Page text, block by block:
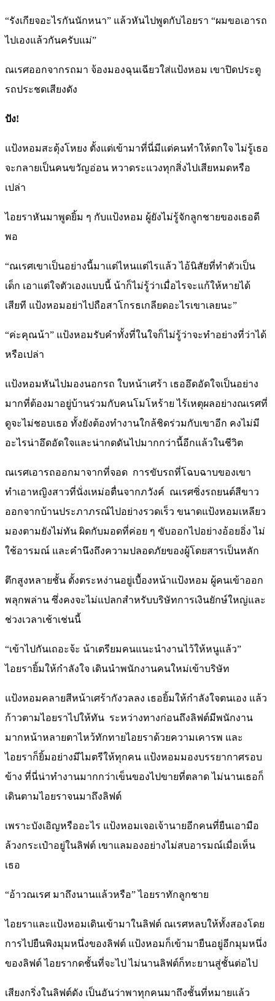
“รังเกียจอะไรกันนักหนา” แล้วหันไปพูดกับไอยรา “ผมขอเอารถ
ไปเองแล้วกันครับแม่”
ณเรศออกจากรถมา จ้องมองฉุนเฉียวใส่แป้งหอม เขาปิดประตู
รถประชดเสียงดัง
ปัง!
แป้งหอมสะดุ้งโหยง ตั้งแต่เข้ามาที่นี่มีแต่คนทำให้ตกใจ ไม่รู้เธอ
จะกลายเป็นคนขวัญอ่อน หวาดระแวงทุกสิ่งไปเสียหมดหรือ
เปล่า
ไอยราหันมาพูดยิ้ม ๆ กับแป้งหอม ผู้ยังไม่รู้จักลูกชายของเธอดี
พอ
“ณเรศเขาเป็นอย่างนี้มาแต่ไหนแต่ไรแล้ว ไอ้นิสัยที่ทำตัวเป็น
เด็ก เอาแต่ใจตัวเองแบบนี้ น้าก็ไม่รู้ว่าเมื่อไรจะแก้ให้หายได้
เสียที แป้งหอมอย่าไปถือสาโกรธเกลียดอะไรเขาเลยนะ”
“ค่ะคุณน้า” แป้งหอมรับคำทั้งที่ในใจก็ไม่รู้ว่าจะทำอย่างที่ว่าได้
หรือเปล่า
แป้งหอมหันไปมองนอกรถ ใบหน้าเศร้า เธออึดอัดใจเป็นอย่าง
มากที่ต้องมาอยู่บ้านร่วมกับคนโมโหร้าย ไร้เหตุผลอย่างณเรศที่
ดูจะไม่ชอบเธอ ทั้งยังต้องทำงานใกล้ชิดร่วมกับเขาอีก คงไม่มี
อะไรน่าอึดอัดใจและน่ากดดันไปมากกว่านี้อีกแล้วในชีวิต
ณเรศเอารถออกมาจากที่จอด การขับรถที่โฉบฉาบของเขา
ทำเอาหญิงสาวที่นั่งเหม่อตื่นจากภวังค์ ณเรศซิ่งรถยนต์สีขาว
ออกจากบ้านประภาภรณ์ไปอย่างรวดเร็ว ขนาดแป้งหอมเหลียว
มองตามยังไม่ทัน ผิดกับมอดที่ค่อย ๆ ขับออกไปอย่างอ้อยอิ่ง ไม่
ใช้อารมณ์ และคำนึงถึงความปลอดภัยของผู้โดยสารเป็นหลัก
ตึกสูงหลายชั้น ตั้งตระหง่านอยู่เบื้องหน้าแป้งหอม ผู้คนเข้าออก
พลุกพล่าน ซึ่งคงจะไม่แปลกสำหรับบริษัทการเงินยักษ์ใหญ่และ
ช่วงเวลาเช้าเช่นนี้
“เข้าไปกันเถอะจ้ะ น้าเตรียมคนแนะนำงานไว้ให้หนูแล้ว”
ไอยรายิ้มให้กำลังใจ เดินนำพนักงานคนใหม่เข้าบริษัท
แป้งหอมคลายสีหน้าเศร้ากังวลลง เธอยิ้มให้กำลังใจตนเอง แล้ว
ก้าวตามไอยราไปให้ทัน ระหว่างทางก่อนถึงลิฟต์มีพนักงาน
มากหน้าหลายตาไหว้ทักทายไอยราด้วยความเคารพ และ
ไอยราก็ยิ้มอย่างมีไมตรีให้ทุกคน แป้งหอมมองบรรยากาศรอบ
ข้าง ที่นี่น่าทำงานมากกว่าเข็นของไปขายที่ตลาด ไม่นานเธอก็
เดินตามไอยราจนมาถึงลิฟต์
เพราะบังเอิญหรืออะไร แป้งหอมเจอเจ้านายอีกคนที่ยืนเอามือ
ล้วงกระเป๋าอยู่ในลิฟต์ เขาแลมองอย่างไม่สบอารมณ์เมื่อเห็น
เธอ
“อ้าวณเรศ มาถึงนานแล้วหรือ” ไอยราทักลูกชาย
ไอยราและแป้งหอมเดินเข้ามาในลิฟต์ ณเรศหลบให้ทั้งสองโดย
การไปยืนพิงมุมหนึ่งของลิฟต์ แป้งหอมก็เข้ามายืนอยู่อีกมุมหนึ่ง
ของลิฟต์ ไอยรากดชั้นที่จะไป ไม่นานลิฟต์ก็ทะยานสู่ชั้นต่อไป
เสียงกริ่งในลิฟต์ดัง เป็นอันว่าพาทุกคนมาถึงชั้นที่หมายแล้ว